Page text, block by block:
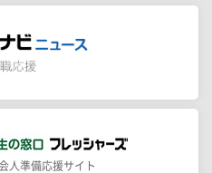
人準備応援サイト